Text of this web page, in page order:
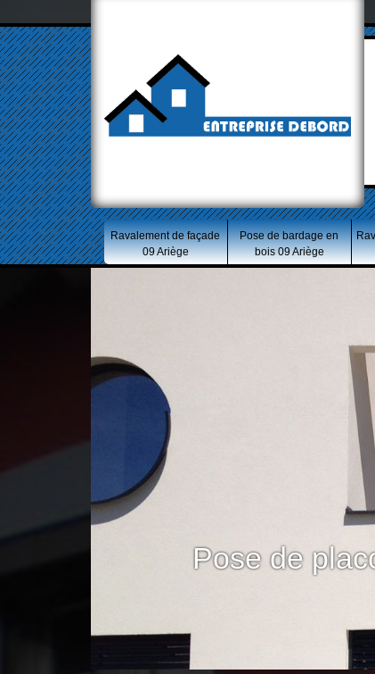
Ravalement de façade
09 Ariège
Pose de bardage en
bois 09 Ariège
Pose de